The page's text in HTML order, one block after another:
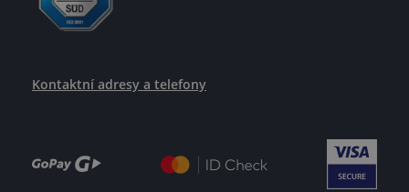
Kontaktní adresy a telefony